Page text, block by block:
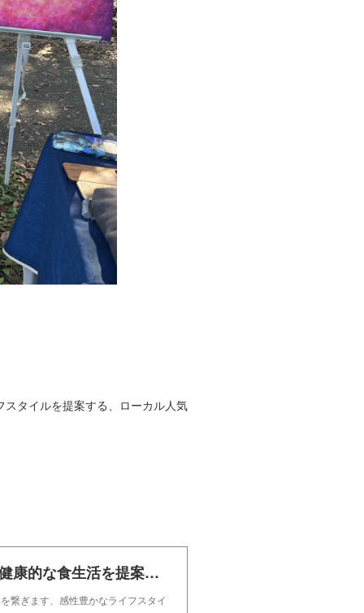
タイルを提案する、ローカル人気
TSUJIDO LOCAL MARKETは、健康的な食生活を提案する自然派ファーマーズマーケットです。
繋ぎます、感性豊かなライフスタイ